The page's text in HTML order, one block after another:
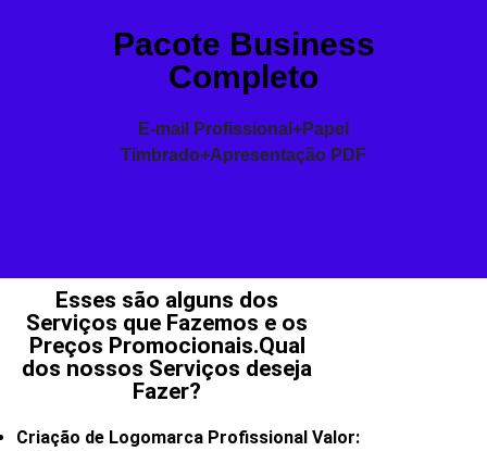
Pacote Business
Completo
E-mail Profissional+Papel
Timbrado+Apresentação PDF
Esses são alguns dos
Serviços que Fazemos e os
Preços Promocionais.Qual
dos nossos Serviços deseja
Fazer?
Criação de Logomarca Profissional Valor: